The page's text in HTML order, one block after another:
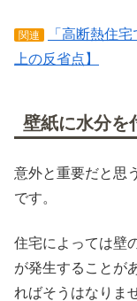
関連
「高断熱住
上の反省点】
壁紙に水分を
意外と重要だと思
です。
住宅によっては壁
が発生することが
ればそうはなりま